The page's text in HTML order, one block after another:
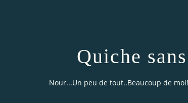
Quiche
Nour...Un peu de tout..Beaucoup de moi!